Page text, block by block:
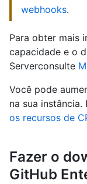
webhooks.
Para obter mais
capacidade e o
Serverconsulte
Você pode
na sua instância.
os recursos de
Fazer o
GitHub